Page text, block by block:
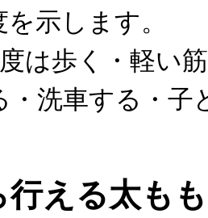
示します。
は歩く・軽い
・洗車する・子
行える太も